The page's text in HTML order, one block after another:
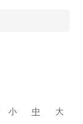
小 中 大